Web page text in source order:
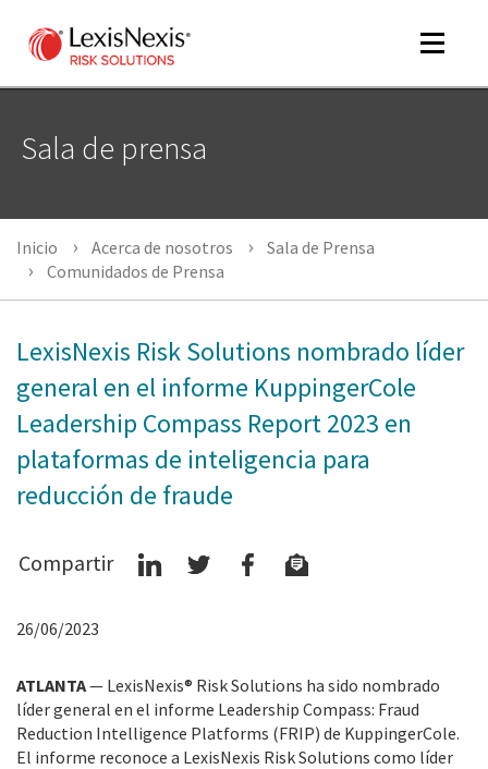
Toggle
Sala de prensa
Inicio Acerca de nosotros
Sala de Prensa
Comunidados de Prensa
LexisNexis Risk Solutions nombrado líder
general en el informe KuppingerCole
Leadership Compass Report 2023 en
plataformas de inteligencia para
reducción de fraude
Compartir
26/06/2023
ATLANTA— LexisNexis® Risk Solutions ha sido nombrado
líder general en el informe Leadership Compass: Fraud
Reduction Intelligence Platforms (FRIP) de KuppingerCole.
El informe reconoce a LexisNexis Risk Solutions como líder